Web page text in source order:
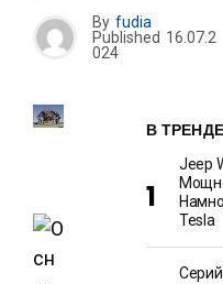
By fudia
Published 16.07.2
024
В ТРЕНДЕ
Jeep
Tesla